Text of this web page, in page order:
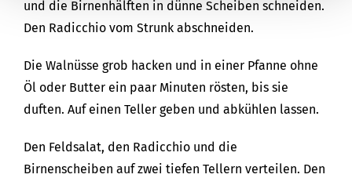
und die Birnenhälften in dünne Scheiben schneiden.
Den Radicchio vom Strunk abschneiden.
Die Walnüsse grob hacken und in einer Pfanne ohne
Öl oder Butter ein paar Minuten rösten, bis sie
duften. Auf einen Teller geben und abkühlen lassen.
Den Feldsalat, den Radicchio und die
Birnenscheiben auf zwei tiefen Tellern verteilen. Den